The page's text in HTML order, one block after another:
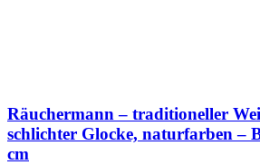
Räuchermann – traditioneller
schlichter Glocke, naturfarben –
cm